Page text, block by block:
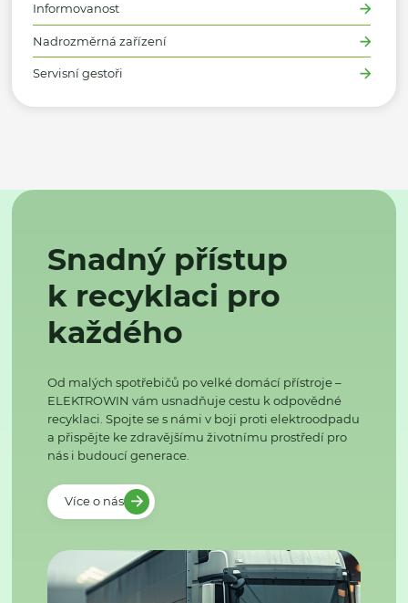
Informovanost
Nadrozměrná zařízení
Servisní gestoři
Snadný přístup
k recyklaci pro
každého
Od malých spotřebičů po velké domácí přístroje –
ELEKTROWIN vám usnadňuje cestu k odpovědné
recyklaci. Spojte se s námi v boji proti elektroodpadu
a přispějte ke zdravějšímu životnímu prostředí pro
nás i budoucí generace.
Více o nás